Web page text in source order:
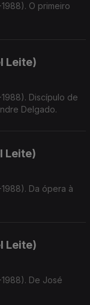
O primeiro
Leite)
Discípulo de
Delgado.
Leite)
Da ópera à
Leite)
De José